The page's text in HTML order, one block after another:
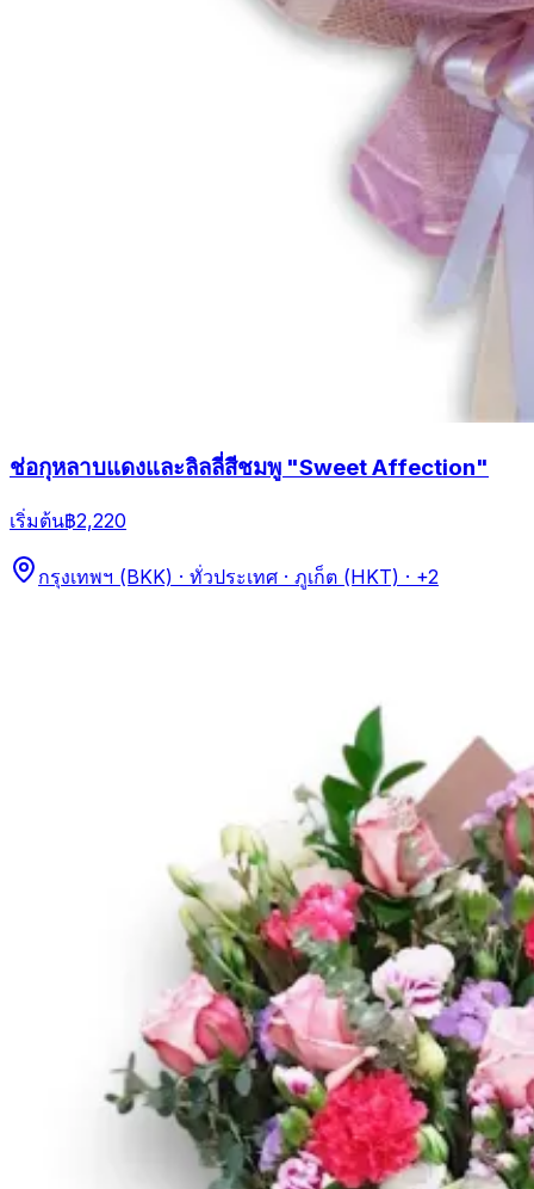
ช่อกุหลาบแดงและลิลลี่สีชมพู "Sweet Affection"
เริ่มต้น฿2,220
กรุงเทพฯ (BKK) · ทั่วประเทศ · ภูเก็ต (HKT) · +2